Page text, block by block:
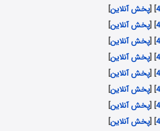
] [پخش آنلاین]
] [پخش آنلاین]
] [پخش آنلاین]
] [پخش آنلاین]
] [پخش آنلاین]
] [پخش آنلاین]
] [پخش آنلاین]
] [پخش آنلاین]